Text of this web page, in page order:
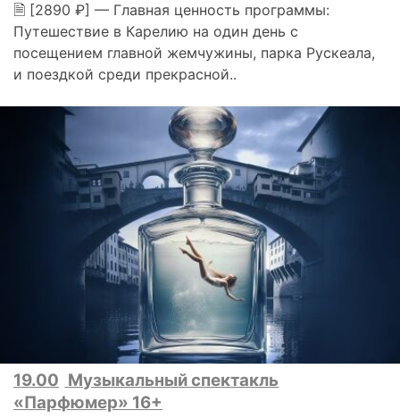
🗎 [2890 ₽] — Главная ценность программы:
Путешествие в Карелию на один день с
посещением главной жемчужины, парка Рускеала,
и поездкой среди прекрасной..
19.00 Музыкальный спектакль
«Парфюмер» 16+